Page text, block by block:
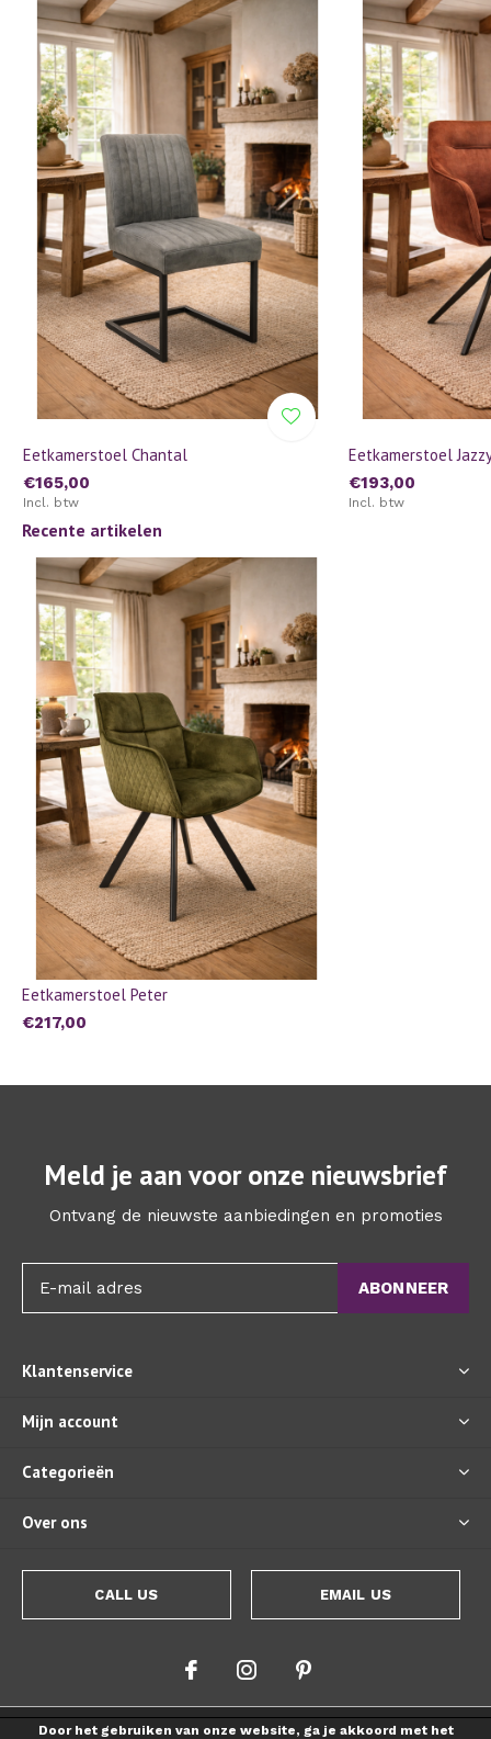
Eetkamerstoel Chantal
€165,00
Incl. btw
Eetkamerstoel
€193,00
Incl. btw
Recente artikelen
Eetkamerstoel Peter
€217,00
Meld je aan voor onze nieuwsbrief
Ontvang de nieuwste aanbiedingen en promoties
ABONNEER
Klantenservice
Mijn account
Categorieën
Over ons
CALL US EMAIL US
Door het gebruiken van onze website, ga je akkoord met het